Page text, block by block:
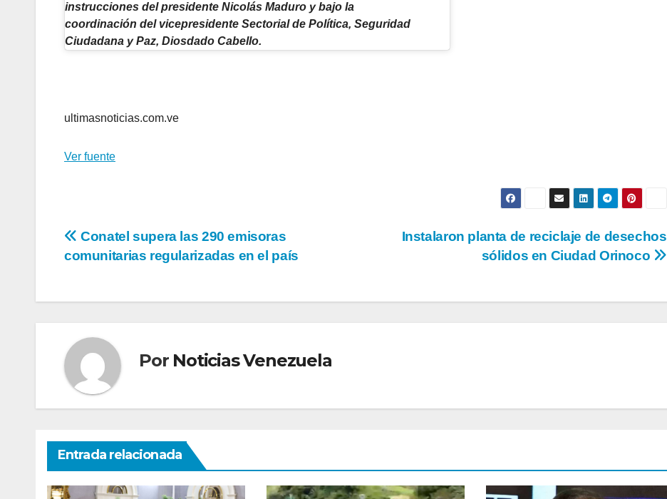
instrucciones del presidente Nicolás Maduro y bajo la
coordinación del vicepresidente Sectorial de Política, Seguridad
Ciudadana y Paz, Diosdado Cabello.
ultimasnoticias.com.ve
Ver fuente
Navegación
entradas
Instalaron planta de reciclaje de desechos
sólidos en Ciudad Orinoco
Conatel supera las 290 emisoras
comunitarias regularizadas en el país
Por Noticias Venezuela
Entrada relacionada